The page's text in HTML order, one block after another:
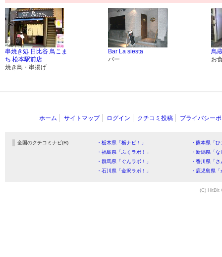
串焼き処 日比谷 鳥こま
ち 松本駅前店
焼き鳥・串揚げ
Bar La siesta
バー
鳥
お
ホーム サイトマップ ログイン クチコミ投稿 プライバシー
全国のクチコミナビ(R) ・栃木県「栃ナビ！」
・熊本県「
・福島県「ふくラボ！」
・新潟県「
・群馬県「ぐんラボ！」
・香川県「
・石川県「金沢ラボ！」
・鹿児島県
(C) HitBit